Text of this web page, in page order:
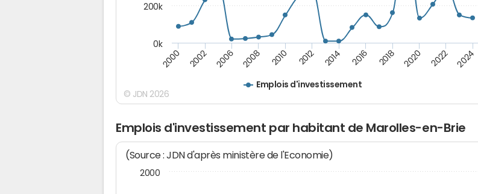
Emplois d'investissement
2000 2002 2006 2008 2010 2012 2014 2016 2018 2020 2022 2024
0k
200k
© JDN 2026
Emplois d'investissement par habitant de Marolles-en-Brie
(Source : JDN d'après ministère de l'Economie)
2000